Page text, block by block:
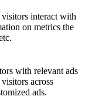
interact with
on metrics the
with relevant ads
across
ads.